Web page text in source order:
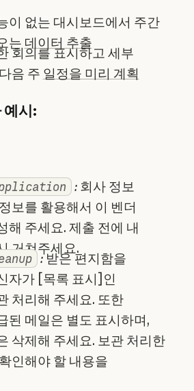
이 없는 대시보드에서 주간
는 데이터 추출
회의를 표시하고 세부
음 주 일정을 미리 계획
예시:
:회사 정보
보를 활용해서 이 벤더
해 주세요. 제출 전에 내
거쳐주세요.‍
:받은 편지함을
자가 [목록 표시]인
처리해 주세요. 또한
된 메일은 별도 표시하며,
삭제해 주세요. 보관 처리한
인해야 할 내용을